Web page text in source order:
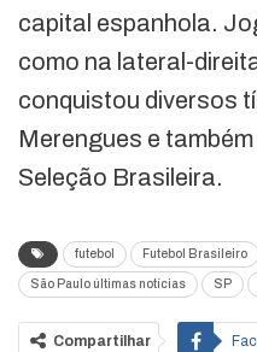
capital espanhola.
como na lateral-
conquistou diversos
Merengues e
Seleção Brasileira.
futebol Futebol Brasileiro
São Paulo últimas notícias SP
Compartilhar